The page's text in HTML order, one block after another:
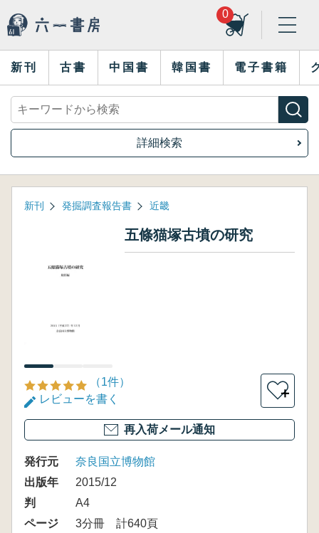
0
新刊 古書 中国書 韓国書 電子書籍
詳細検索
新刊 発掘調査報告書 近畿
五條猫塚古墳の研究
（1件）
レビューを書く
＋
再入荷メール通知
発行元
奈良国立博物館
出版年
2015/12
判
A4
ページ
3分冊 計640頁